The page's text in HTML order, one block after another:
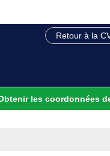
Retour à la
les coordonnées